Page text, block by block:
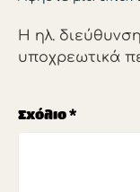
Η ηλ.
υποχρεωτικά
Σχόλιο *